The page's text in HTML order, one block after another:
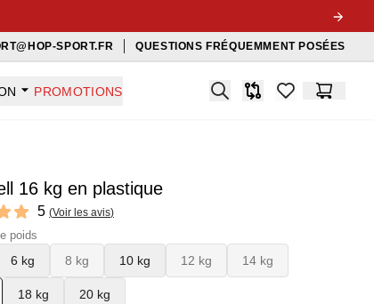
SPORT.FR QUESTIONS FRÉQUEMMENT POSÉES
PROMOTIONS Search
Comparaison
items inPanier
16 kg en plastique
5 (Voir les avis)
poids
6 kg 8 kg 10 kg 12 kg 14 kg
18 kg 20 kg